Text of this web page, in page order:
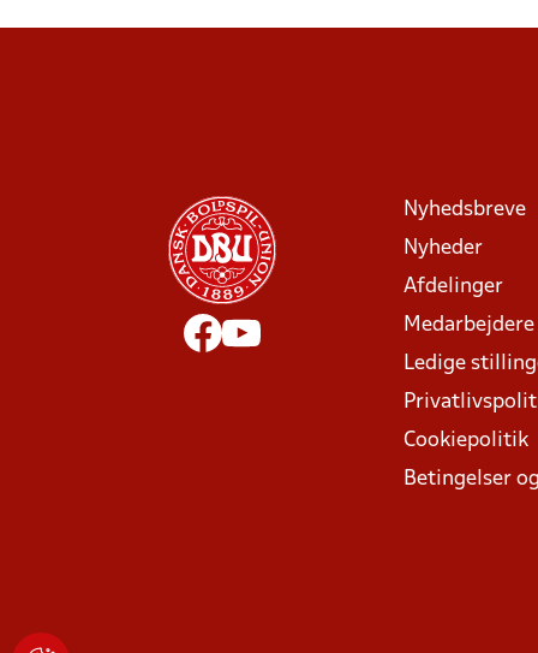
Nyhedsbreve
Nyheder
Afdelinger
Medarbejdere
Ledige
Cookiepolitik
Betingelser